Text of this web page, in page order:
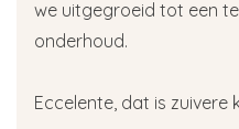
we uitgegroeid tot een
onderhoud.
Eccelente, dat is zuivere